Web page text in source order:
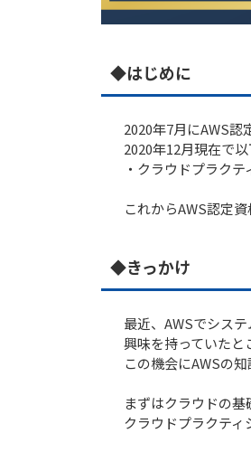
◆はじめに
2020年7月にAWS認
2020年12月現在で
・クラウドプラク
これからAWS認定
◆きっかけ
最近、AWSでシス
興味を持っていたと
この機会にAWSの
まずはクラウドの
クラウドプラクティ